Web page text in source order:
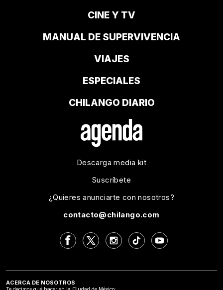
CINE Y TV
MANUAL DE SUPERVIVENCIA
VIAJES
ESPECIALES
CHILANGO DIARIO
Descarga media kit
Suscríbete
¿Quieres anunciarte con nosotros?
contacto@chilango.com
ACERCA DE NOSOTROS